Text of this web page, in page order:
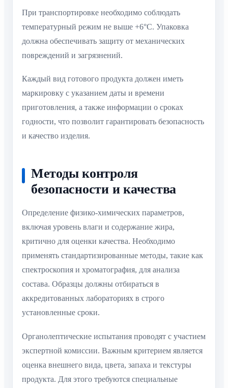
При транспортировке необходимо соблюдать
температурный режим не выше +6°C. Упаковка
должна обеспечивать защиту от механических
повреждений и загрязнений.
Каждый вид готового продукта должен иметь
маркировку с указанием даты и времени
приготовления, а также информации о сроках
годности, что позволит гарантировать безопасность
и качество изделия.
Методы контроля
безопасности и качества
Определение физико-химических параметров,
включая уровень влаги и содержание жира,
критично для оценки качества. Необходимо
применять стандартизированные методы, такие как
спектроскопия и хроматография, для анализа
состава. Образцы должны отбираться в
аккредитованных лабораториях в строго
установленные сроки.
Органолептические испытания проводят с участием
экспертной комиссии. Важным критерием является
оценка внешнего вида, цвета, запаха и текстуры
продукта. Для этого требуются специальные